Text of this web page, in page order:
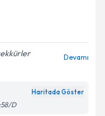
Devamı
Haritada Göster
D